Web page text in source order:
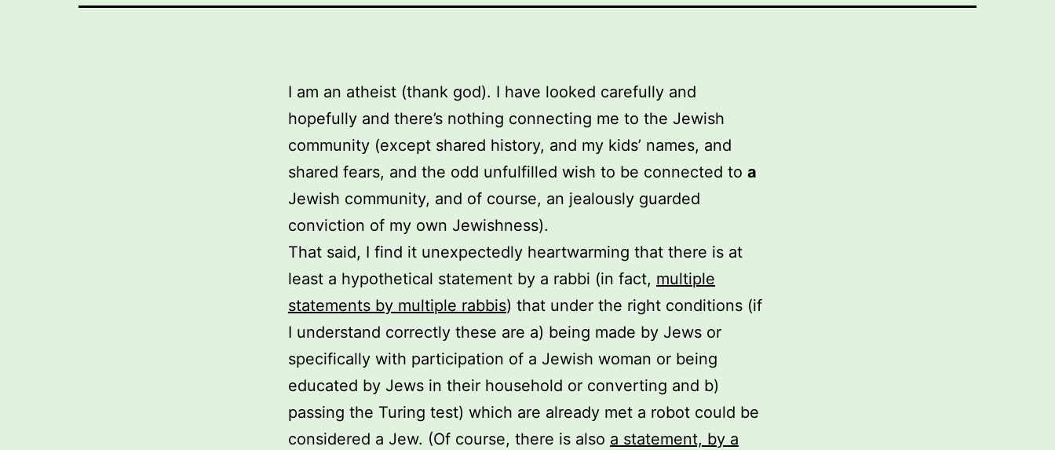
I am an atheist (thank god). I have looked carefully and
hopefully and there’s nothing connecting me to the Jewish
community (except shared history, and my kids’ names, and
shared fears, and the odd unfulfilled wish to be connected to a
Jewish community, and of course, an jealously guarded
conviction of my own Jewishness).
That said, I find it unexpectedly heartwarming that there is at
least a hypothetical statement by a rabbi (in fact, multiple
statements by multiple rabbis) that under the right conditions (if
I understand correctly these are a) being made by Jews or
specifically with participation of a Jewish woman or being
educated by Jews in their household or converting and b)
passing the Turing test) which are already met a robot could be
considered a Jew. (Of course, there is also a statement, by a